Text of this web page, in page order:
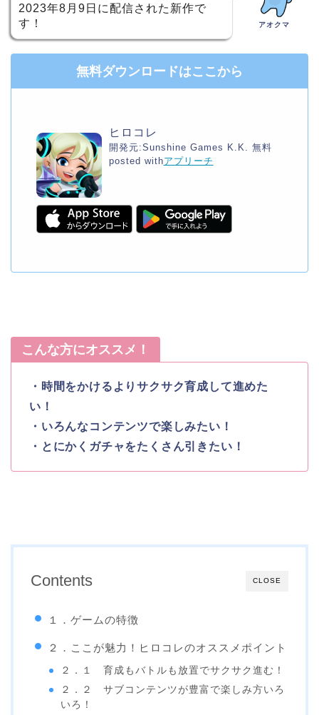
2023年8月9日に配信された新作で
す！
アオクマ
無料ダウンロードはここから
ヒロコレ
開発元:Sunshine Games K.K.
無料
posted withアプリーチ
こんな方にオススメ！
・時間をかけるよりサクサク育成して進めた
い！
・いろんなコンテンツで楽しみたい！
・とにかくガチャをたくさん引きたい！
CLOSE
Contents
１．ゲームの特徴
２．ここが魅力！ヒロコレのオススメポイント
２．１ 育成もバトルも放置でサクサク進む！
２．２ サブコンテンツが豊富で楽しみ方いろ
いろ！